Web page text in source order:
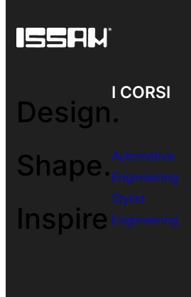
Design.
Shape.
Inspire
I CORSI
Automotive
Engineering
Stylist
Engineering